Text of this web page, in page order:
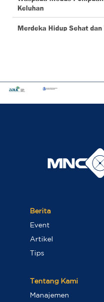
Berita
Event
Artikel
Tips
Tentang Kami
Manajemen